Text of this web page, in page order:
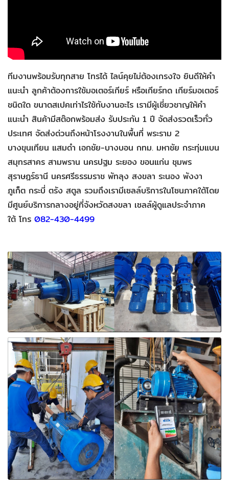
ทีมงานพร้อมรับทุกสาย โทรได้ ไลน์คุยไม่ต้องเกรงใจ ยินดีให้คำ
แนะนำ ลูกค้าต้องการใช้มอเตอร์เกียร์ หรือเกียร์ทด เกียร์มอเตอร์
ชนิดใด ขนาดสเปคเท่าไรใช้กับงานอะไร เรามีผู้เชี่ยวชาญให้คำ
แนะนำ สินค้ามีสต๊อกพร้อมส่ง รับประกัน 1 ปี จัดส่งรวดเร็วทั่ว
ประเทศ จัดส่งด่วนถึงหน้าโรงงานในพื้นที่ พระราม 2
บางขุนเทียน แสมดำ เอกชัย-บางบอน กทม. มหาชัย กระทุ่มแบน
สมุทรสาคร สามพราน นครปฐม ระยอง ขอนแก่น ชุมพร
สุราษฎร์ธานี นครศรีธรรมราช พัทลุง สงขลา ระนอง พังงา
ภูเก็ต กระบี่ ตรัง สตูล รวมถึงเรามีเซลล์บริการในโซนภาคใต้โดย
มีศูนย์บริการกลางอยู่ที่จังหวัดสงขลา เซลล์ผู้ดูแลประจำภาค
ใต้ โทร 082-430-4499